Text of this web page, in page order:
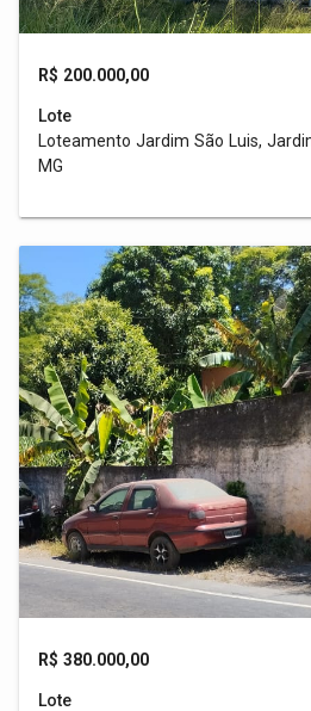
R$ 200.000,00
Lote
Loteamento Jardim São Luis,
MG
R$ 380.000,00
Lote